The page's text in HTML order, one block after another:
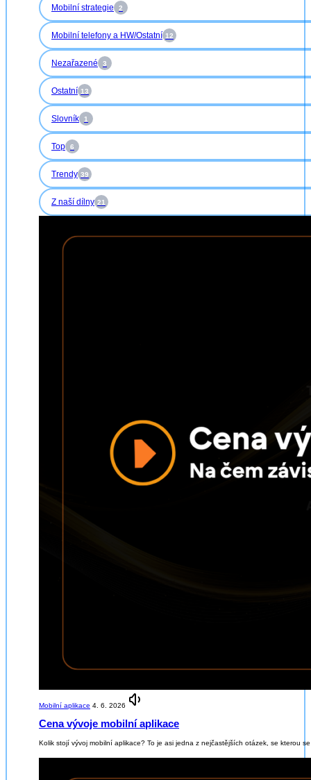
Mobilní strategie 2
Mobilní telefony a HW/Ostatní 12
Nezařazené 3
Ostatní 13
Slovník 1
Top 6
Trendy 39
Z naší dílny 21
Mobilní aplikace 4. 6. 2026
Cena vývoje mobilní aplikace
Kolik stojí vývoj mobilní aplikace? To je asi jedna z nejčastějších otázek, se kterou